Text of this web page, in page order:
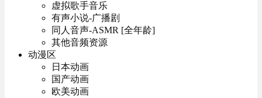
虚拟歌手音乐
有声小说-广播剧
同人音声-ASMR [全年龄]
其他音频资源
动漫区
日本动画
国产动画
欧美动画